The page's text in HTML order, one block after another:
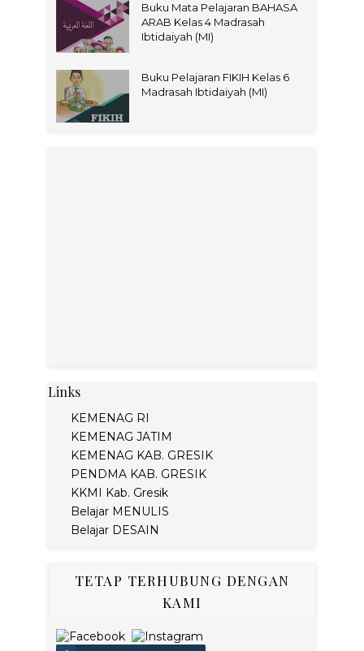
Buku Mata Pelajaran BAHASA
ARAB Kelas 4 Madrasah
Ibtidaiyah (MI)
Buku Pelajaran FIKIH Kelas 6
Madrasah Ibtidaiyah (MI)
Links
KEMENAG RI
KEMENAG JATIM
KEMENAG KAB. GRESIK
PENDMA KAB. GRESIK
KKMI Kab. Gresik
Belajar MENULIS
Belajar DESAIN
TETAP TERHUBUNG DENGAN
KAMI